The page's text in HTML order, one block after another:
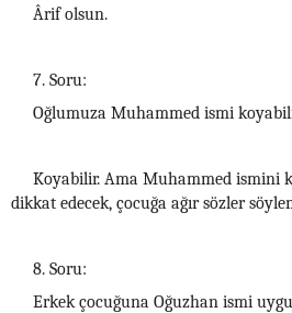
Ârif olsun.
7. Soru:
Oğlumuza Muhammed ismi
Koyabilir. Ama Muhammed ismini
dikkat edecek, çocuğa ağır sözler
8. Soru:
Erkek çocuğuna Oğuzhan ismi